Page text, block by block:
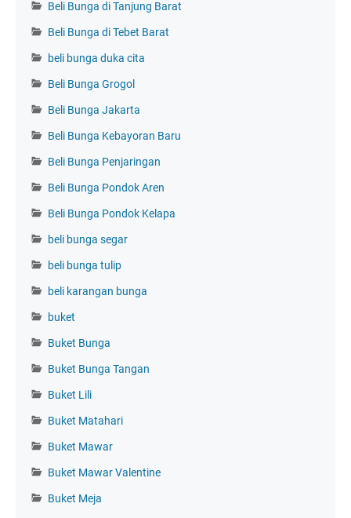
Beli Bunga di Tanjung Barat
Beli Bunga di Tebet Barat
beli bunga duka cita
Beli Bunga Grogol
Beli Bunga Jakarta
Beli Bunga Kebayoran Baru
Beli Bunga Penjaringan
Beli Bunga Pondok Aren
Beli Bunga Pondok Kelapa
beli bunga segar
beli bunga tulip
beli karangan bunga
buket
Buket Bunga
Buket Bunga Tangan
Buket Lili
Buket Matahari
Buket Mawar
Buket Mawar Valentine
Buket Meja